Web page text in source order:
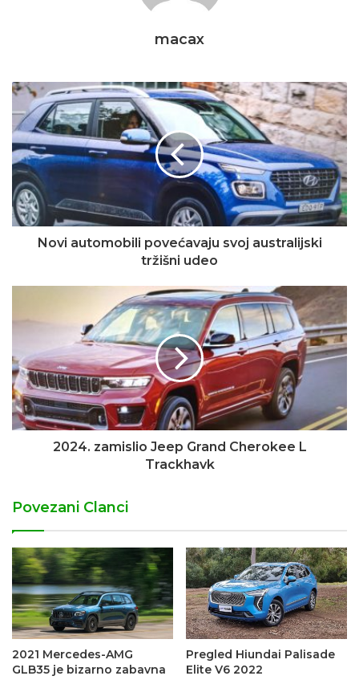
macax
Novi automobili povećavaju svoj australijski
tržišni udeo
2024. zamislio Jeep Grand Cherokee L
Trackhavk
Povezani Clanci
2021 Mercedes-AMG
GLB35 je bizarno zabavna
Pregled Hiundai Palisade
Elite V6 2022